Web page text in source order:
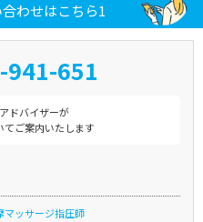
わせはこちら1
941-651
ドバイザーが
てご案内いたします
マッサージ指圧師